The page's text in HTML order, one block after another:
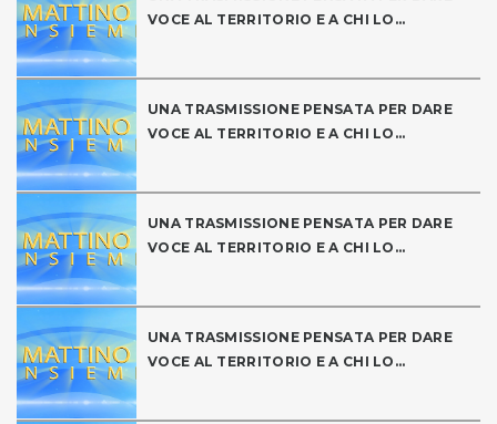
VOCE AL TERRITORIO E A CHI LO...
UNA TRASMISSIONE PENSATA PER DARE
VOCE AL TERRITORIO E A CHI LO...
UNA TRASMISSIONE PENSATA PER DARE
VOCE AL TERRITORIO E A CHI LO...
UNA TRASMISSIONE PENSATA PER DARE
VOCE AL TERRITORIO E A CHI LO...